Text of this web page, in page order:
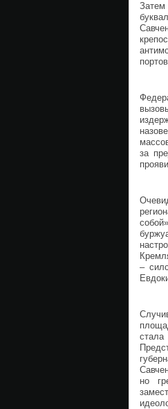
Затем
за
–
стала
но